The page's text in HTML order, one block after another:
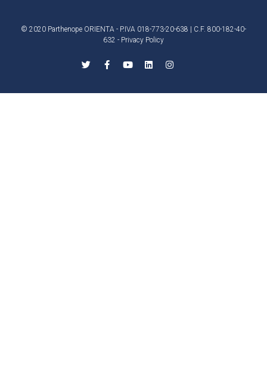
© 2020 Parthenope ORIENTA - P.IVA 018-773-20-638 | C.F. 800-182-40-
632 - Privacy Policy